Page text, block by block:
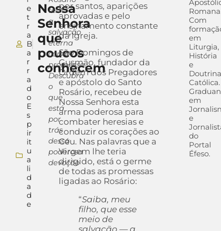
e
t
r
a
B
a
r
r
a
d
o
E
s
p
ir
it
u
a
li
d
a
d
e
Nossa
Senhora
que
poucos
conhecem
tem
a
salvação
eterna
como
promessa.
Descubra
o
que
está
por
trás
dessa
poderosa
devoção
por santos, aparições
aprovadas e pelo
ensinamento constante
da Igreja.
São Domingos de
Gusmão, fundador da
Ordem dos Pregadores
e apóstolo do Santo
Rosário, recebeu de
Nossa Senhora esta
arma poderosa para
combater heresias e
conduzir os corações ao
Céu. Nas palavras que a
Virgem lhe teria
dirigido, está o germe
de todas as promessas
ligadas ao Rosário:
“Saiba, meu
filho, que esse
meio de
Com
em
Liturgia,
História
e
Católica.
em
e
do
Portal
Éfeso.